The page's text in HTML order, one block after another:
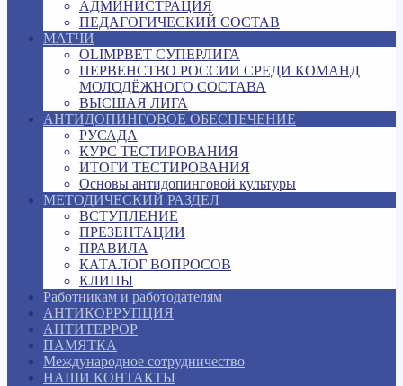
АДМИНИСТРАЦИЯ
ПЕДАГОГИЧЕСКИЙ СОСТАВ
МАТЧИ
OLIMPBET СУПЕРЛИГА
ПЕРВЕНСТВО РОССИИ СРЕДИ КОМАНД
МОЛОДЁЖНОГО СОСТАВА
ВЫСШАЯ ЛИГА
АНТИДОПИНГОВОЕ ОБЕСПЕЧЕНИЕ
РУСАДА
КУРС ТЕСТИРОВАНИЯ
ИТОГИ ТЕСТИРОВАНИЯ
Основы антидопинговой культуры
МЕТОДИЧЕСКИЙ РАЗДЕЛ
ВСТУПЛЕНИЕ
ПРЕЗЕНТАЦИИ
ПРАВИЛА
КАТАЛОГ ВОПРОСОВ
КЛИПЫ
Работникам и работодателям
АНТИКОРРУПЦИЯ
АНТИТЕРРОР
ПАМЯТКА
Международное сотрудничество
НАШИ КОНТАКТЫ